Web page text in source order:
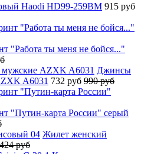
Haodi HD99-259BM 915 руб
"Работа ты меня не бойся..."
Джинсы
A6031 732 руб 990 руб
"Путин-карта России" серый
Жилет женский
424 руб